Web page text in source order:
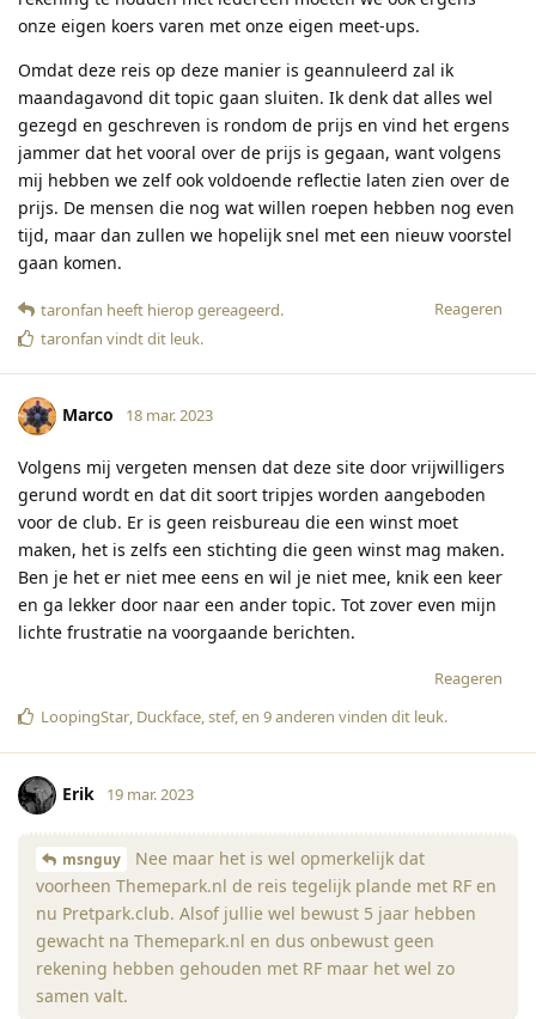
onze eigen koers varen met onze eigen meet-ups.
Omdat deze reis op deze manier is geannuleerd zal ik
maandagavond dit topic gaan sluiten. Ik denk dat alles wel
gezegd en geschreven is rondom de prijs en vind het ergens
jammer dat het vooral over de prijs is gegaan, want volgens
mij hebben we zelf ook voldoende reflectie laten zien over de
prijs. De mensen die nog wat willen roepen hebben nog even
tijd, maar dan zullen we hopelijk snel met een nieuw voorstel
gaan komen.
Reageren
taronfan heeft hierop gereageerd.
taronfan vindt dit leuk.
Marco 18 mar. 2023
Volgens mij vergeten mensen dat deze site door vrijwilligers
gerund wordt en dat dit soort tripjes worden aangeboden
voor de club. Er is geen reisbureau die een winst moet
maken, het is zelfs een stichting die geen winst mag maken.
Ben je het er niet mee eens en wil je niet mee, knik een keer
en ga lekker door naar een ander topic. Tot zover even mijn
lichte frustratie na voorgaande berichten.
Reageren
LoopingStar, Duckface,stef, en 9anderen vinden dit leuk.
Erik 19 mar. 2023
msnguy
Nee maar het is wel opmerkelijk dat
voorheen Themepark.nl de reis tegelijk plande met RF en
nu Pretpark.club. Alsof jullie wel bewust 5 jaar hebben
gewacht na Themepark.nl en dus onbewust geen
rekening hebben gehouden met RF maar het wel zo
samen valt.